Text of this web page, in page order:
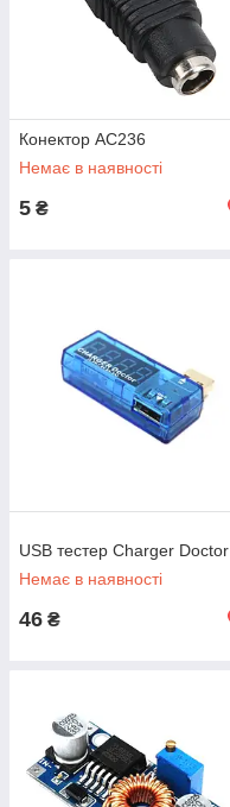
Конектор AC236
Немає в наявності
5 ₴
USB тестер Charger Doctor
Немає в наявності
46 ₴